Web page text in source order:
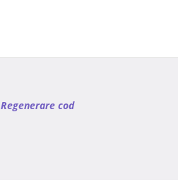
Regenerare cod